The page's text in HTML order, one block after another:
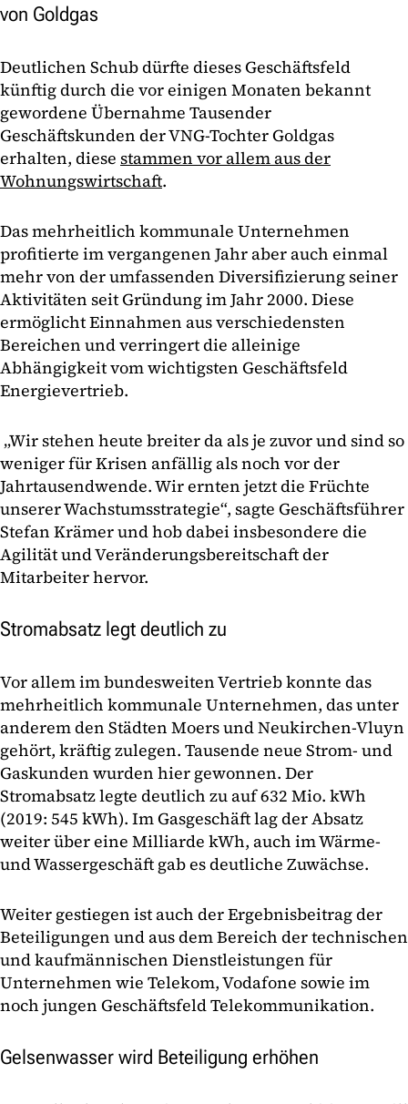
von Goldgas
Deutlichen Schub dürfte dieses Geschäftsfeld
künftig durch die vor einigen Monaten bekannt
gewordene Übernahme Tausender
Geschäftskunden der VNG-Tochter Goldgas
erhalten, diese stammen vor allem aus der
Wohnungswirtschaft.
Das mehrheitlich kommunale Unternehmen
profitierte im vergangenen Jahr aber auch einmal
mehr von der umfassenden Diversifizierung seiner
Aktivitäten seit Gründung im Jahr 2000. Diese
ermöglicht Einnahmen aus verschiedensten
Bereichen und verringert die alleinige
Abhängigkeit vom wichtigsten Geschäftsfeld
Energievertrieb.
„Wir stehen heute breiter da als je zuvor und sind so
weniger für Krisen anfällig als noch vor der
Jahrtausendwende. Wir ernten jetzt die Früchte
unserer Wachstumsstrategie“, sagte Geschäftsführer
Stefan Krämer und hob dabei insbesondere die
Agilität und Veränderungsbereitschaft der
Mitarbeiter hervor.
Stromabsatz legt deutlich zu
Vor allem im bundesweiten Vertrieb konnte das
mehrheitlich kommunale Unternehmen, das unter
anderem den Städten Moers und Neukirchen-Vluyn
gehört, kräftig zulegen. Tausende neue Strom- und
Gaskunden wurden hier gewonnen. Der
Stromabsatz legte deutlich zu auf 632 Mio. kWh
(2019: 545 kWh). Im Gasgeschäft lag der Absatz
weiter über eine Milliarde kWh, auch im Wärme-
und Wassergeschäft gab es deutliche Zuwächse.
Weiter gestiegen ist auch der Ergebnisbeitrag der
Beteiligungen und aus dem Bereich der technischen
und kaufmännischen Dienstleistungen für
Unternehmen wie Telekom, Vodafone sowie im
noch jungen Geschäftsfeld Telekommunikation.
Gelsenwasser wird Beteiligung erhöhen